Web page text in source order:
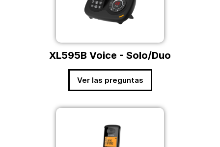
XL595B Voice - Solo/Duo
Ver las preguntas